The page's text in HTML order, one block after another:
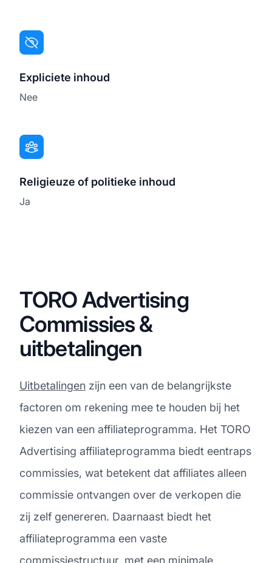
Expliciete inhoud
Nee
Religieuze of politieke inhoud
Ja
TORO Advertising
Commissies &
uitbetalingen
Uitbetalingen zijn een van de belangrijkste
factoren om rekening mee te houden bij het
kiezen van een affiliateprogramma. Het TORO
Advertising affiliateprogramma biedt eentraps
commissies, wat betekent dat affiliates alleen
commissie ontvangen over de verkopen die
zij zelf genereren. Daarnaast biedt het
affiliateprogramma een vaste
commissiestructuur, met een minimale